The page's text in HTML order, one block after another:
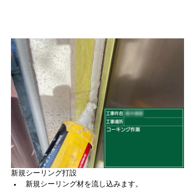
新規シーリング打設
新規シーリング材を流し込みます。